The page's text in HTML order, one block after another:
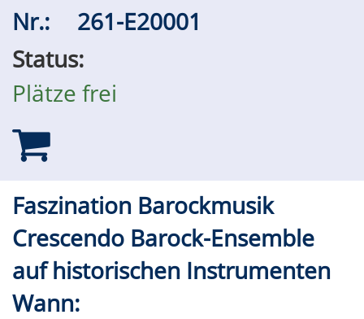
Nr.:
261-E20001
Status:
Plätze frei
Faszination Barockmusik
Crescendo Barock-Ensemble
auf historischen Instrumenten
Wann: